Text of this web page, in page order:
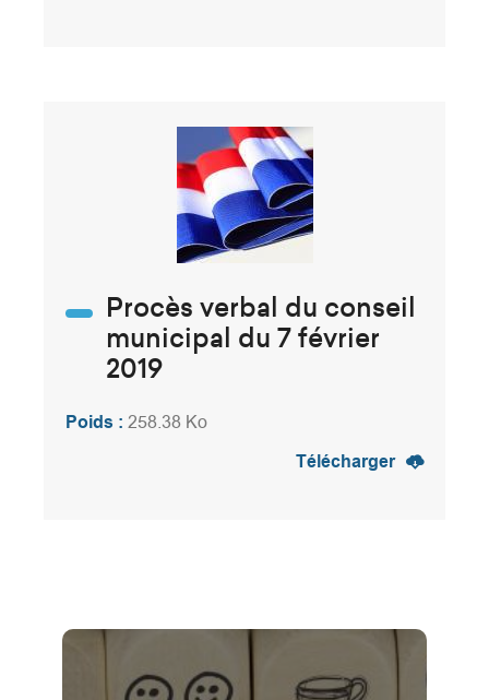
Procès verbal du conseil
municipal du 7 février
2019
Poids : 258.38 Ko
Télécharger